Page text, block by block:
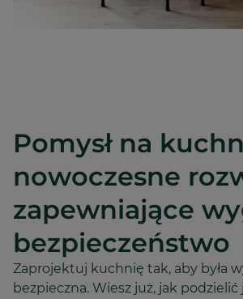
Pomysł na
nowoczesne
zapewniające
bezpieczeństwo
Zaprojektuj kuchnię tak, aby była
bezpieczna. Wiesz już, jak podzielić